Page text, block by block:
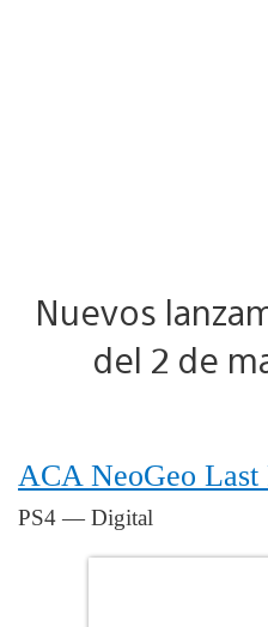
Nuevos
del 2 de
ACA NeoGeo Last
PS4 — Digital